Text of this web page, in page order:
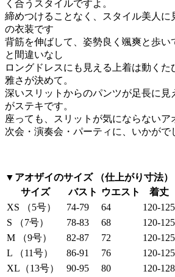
く合うスタイルですよ。
締めつけることなく、スタイル美人に
の衣装です
背筋を伸ばして、姿勢良く颯爽と歩い
と間違いなし
ロングドレスにも見える上着は動く
雅さが決めて。
深いスリットからのパンツが足長に見
がステキです。
座っても、スリットが気にならないア
次会・演奏会・パーティに、いかがで
▼アオザイのサイズ （仕上がり寸法）
サイズ
バスト ウエスト 着丈
XS （5号）
74-79 64 120-125
S （7号）
78-83 68 120-125
M （9号）
82-87 72 120-125
L （11号）
86-91 76 120-125
XL（13号）
90-95 80 120-128